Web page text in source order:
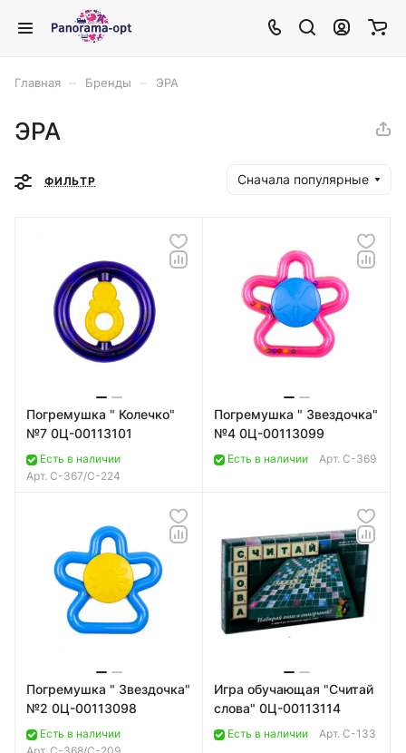
Главная Бренды ЭРА
ЭРА
ФИЛЬТР Сначала популярные
Погремушка " Колечко"
№7 0Ц-00113101
Есть в наличии
Арт. C-367/C-224
Погремушка " Звездочка"
№4 0Ц-00113099
Есть в наличии Арт. C-369
Погремушка " Звездочка"
№2 0Ц-00113098
Есть в наличии
Игра обучающая "Считай
слова" 0Ц-00113114
Есть в наличии Арт. C-133